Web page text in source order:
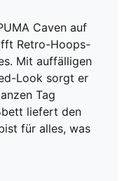
Caven auf
Retro-Hoops-
Mit auffälligen
Look sorgt er
Tag
liefert den
für alles, was